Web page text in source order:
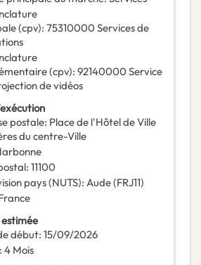
(cpv): 75310000 Services de
(cpv): 92140000 Service
de vidéos
postale: Place de l'Hôtel de Ville
du centre-Ville
: 11100
pays (NUTS): Aude(FRJ11)
début: 15/09/2026
: 4 Mois